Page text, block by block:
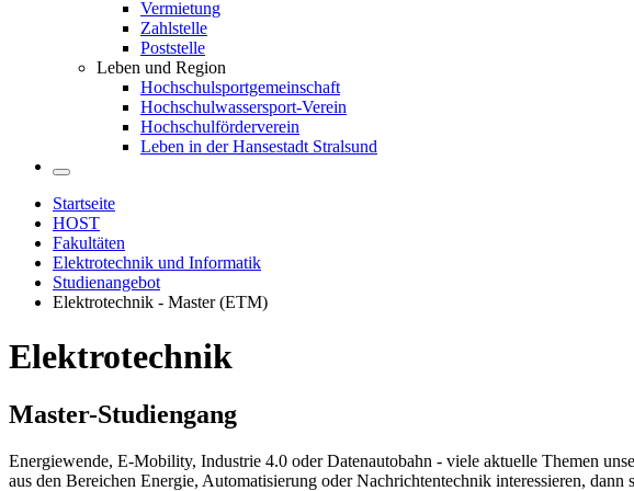
Vermietung
Zahlstelle
Poststelle
Leben und Region
Hochschulsportgemeinschaft
Hochschulwassersport-Verein
Hochschulförderverein
Leben in der Hansestadt Stralsund
Startseite
HOST
Fakultäten
Elektrotechnik und Informatik
Studienangebot
Elektrotechnik - Master (ETM)
Elek­tro­tech­nik
Mas­ter-Stu­di­en­gang
Energiewende, E-Mobility, Industrie 4.0 oder Datenautobahn - viele aktuelle Themen
aus den Bereichen Energie, Automatisierung oder Nachrichtentechnik interessieren,